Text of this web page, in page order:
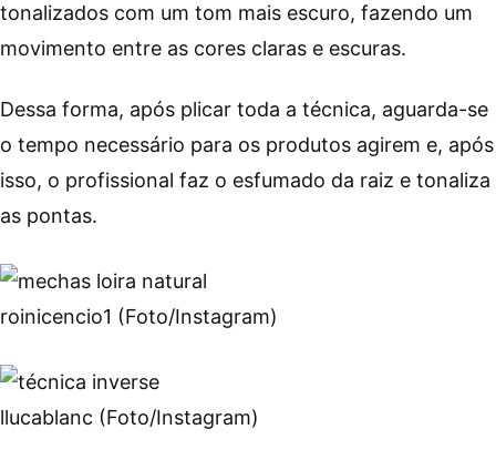
tonalizados com um tom mais escuro, fazendo um
movimento entre as cores claras e escuras.
Dessa forma, após plicar toda a técnica, aguarda-se
o tempo necessário para os produtos agirem e, após
isso, o profissional faz o esfumado da raiz e tonaliza
as pontas.
roinicencio1 (Foto/Instagram)
llucablanc (Foto/Instagram)